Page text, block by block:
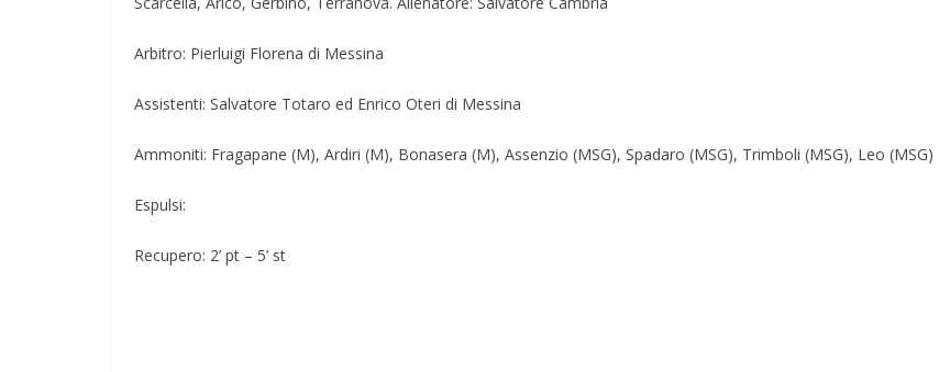
Arbitro: Pierluigi Florena di Messina
Assistenti: Salvatore Totaro ed Enrico Oteri di Messina
Ammoniti: Fragapane (M), Ardiri (M), Bonasera (M), Assenzio (MSG), Spadaro (MSG), Trimboli (MSG), Leo (MSG)
Espulsi:
Recupero: 2’ pt – 5’ st